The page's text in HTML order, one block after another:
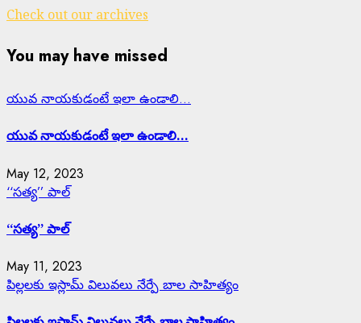
Check out our archives
You may have missed
యువ నాయకుడంటే ఇలా ఉండాలి…
యువ నాయకుడంటే ఇలా ఉండాలి…
May 12, 2023
‘‘సత్య’’ పాల్
‘‘సత్య’’ పాల్
May 11, 2023
పిల్లలకు ఇస్లామ్ విలువలు నేర్పే బాల సాహిత్యం